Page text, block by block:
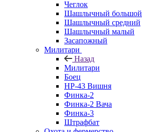
Чеглок
Шашлычный большой
Шашлычный средний
Шашлычный малый
Засапожный
Милитари
Назад
Милитари
Боец
НР-43 Вишня
Финка-2
Финка-2 Вача
Финка-3
Штрафбат